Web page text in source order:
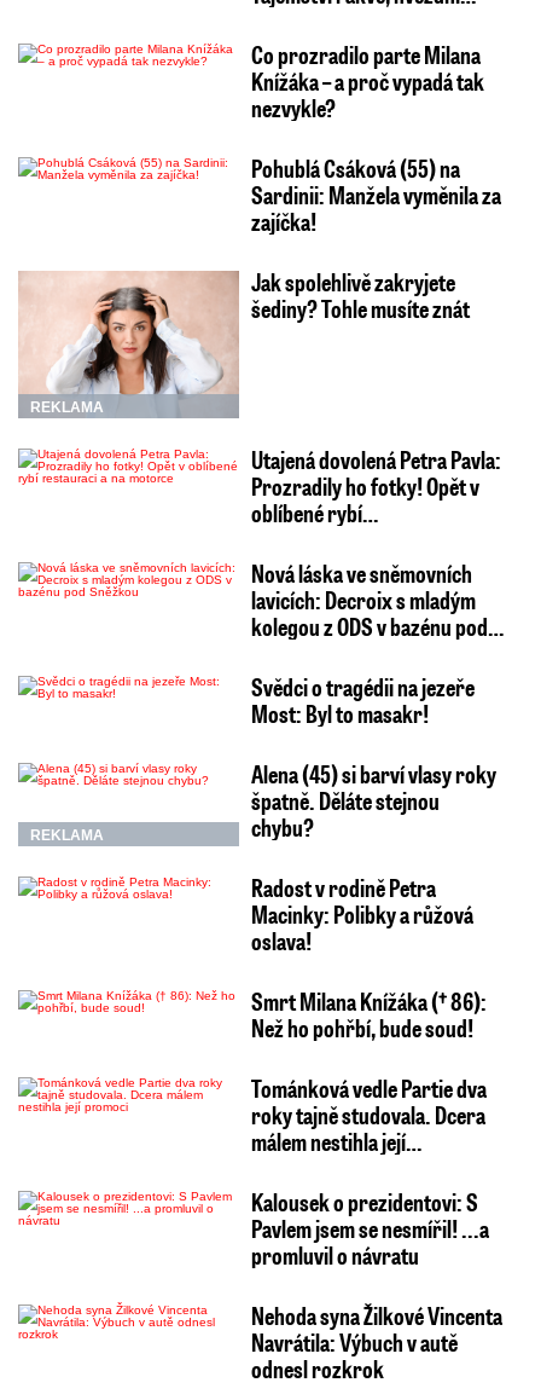
Co prozradilo parte Milana
Knížáka – a proč vypadá tak
nezvykle?
Pohublá Csáková (55) na
Sardinii: Manžela vyměnila za
zajíčka!
REKLAMA
Jak spolehlivě zakryjete
šediny? Tohle musíte znát
Utajená dovolená Petra Pavla:
Prozradily ho fotky! Opět v
oblíbené rybí…
Nová láska ve sněmovních
lavicích: Decroix s mladým
kolegou z ODS v bazénu pod…
Svědci o tragédii na jezeře
Most: Byl to masakr!
REKLAMA
Alena (45) si barví vlasy roky
špatně. Děláte stejnou
chybu?
Radost v rodině Petra
Macinky: Polibky a růžová
oslava!
Smrt Milana Knížáka († 86):
Než ho pohřbí, bude soud!
Tománková vedle Partie dva
roky tajně studovala. Dcera
málem nestihla její…
Kalousek o prezidentovi: S
Pavlem jsem se nesmířil! ...a
promluvil o návratu
Nehoda syna Žilkové Vincenta
Navrátila: Výbuch v autě
odnesl rozkrok